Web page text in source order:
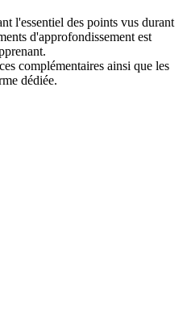
l'essentiel des points vus durant
d'approfondissement est
complémentaires ainsi que les
dédiée.